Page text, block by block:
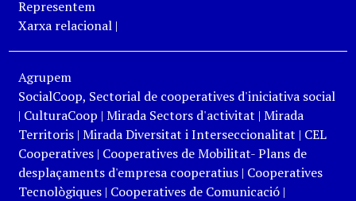
Representem
Xarxa relacional|
Agrupem
SocialCoop, Sectorial de cooperatives d'iniciativa social
| CulturaCoop | Mirada Sectors d'activitat | Mirada
Territoris| Mirada Diversitat i Interseccionalitat | CEL
Cooperatives| Cooperatives de Mobilitat- Plans de
desplaçaments d'empresa cooperatius| Cooperatives
Tecnològiques| Cooperatives de Comunicació|